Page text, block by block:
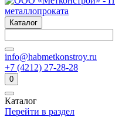
Каталог
info@habmetkonstroy.ru
+7 (4212) 27-28-28
0
Каталог
Перейти в раздел